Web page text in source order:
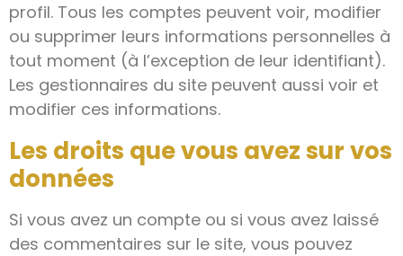
profil. Tous les comptes peuvent voir, modifier
ou supprimer leurs informations personnelles à
tout moment (à l’exception de leur identifiant).
Les gestionnaires du site peuvent aussi voir et
modifier ces informations.
Les droits que vous avez sur vos
données
Si vous avez un compte ou si vous avez laissé
des commentaires sur le site, vous pouvez